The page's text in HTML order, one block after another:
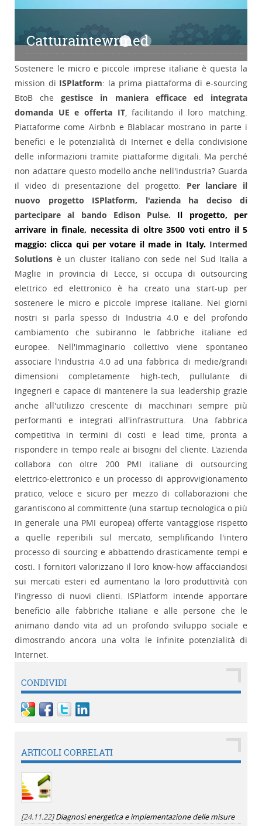
CatturaintewrmedCatturaintewrmed
Catturaintewrmed
Sostenere le micro e piccole imprese italiane è questa la
mission di ISPlatform: la prima piattaforma di e-sourcing
BtoB chegestisce in maniera efficace ed integrata
domanda UE e offerta IT, facilitando il loro matching.
Piattaforme come Airbnb e Blablacar mostrano in parte i
benefici e le potenzialità di Internet e della condivisione
delle informazioni tramite piattaforme digitali. Ma perché
non adattare questo modello anche nell'industria? Guarda
il video di presentazione del progetto: Per lanciare il
nuovo progetto ISPlatform, l'azienda ha deciso di
partecipare al bando Edison Pulse.
Il progetto, per
arrivare in finale, necessita di oltre 3500 voti entro il 5
maggio: clicca qui per votare il made in Italy. Intermed
Solutions è un cluster italiano con sede nel Sud Italia a
Maglie in provincia di Lecce, si occupa di outsourcing
elettrico ed elettronico è ha creato una start-up per
sostenere le micro e piccole imprese italiane. Nei giorni
nostri si parla spesso di Industria 4.0 e del profondo
cambiamento che subiranno le fabbriche italiane ed
europee. Nell'immaginario collettivo viene spontaneo
associare l'industria 4.0 ad una fabbrica di medie/grandi
dimensioni completamente high-tech, pullulante di
ingegneri e capace di mantenere la sua leadership grazie
anche all'utilizzo crescente di macchinari sempre più
performanti e integrati all'infrastruttura. Una fabbrica
competitiva in termini di costi e lead time, pronta a
rispondere in tempo reale ai bisogni del cliente. L'azienda
collabora con oltre 200 PMI italiane di outsourcing
elettrico-elettronico e un processo di approvvigionamento
pratico, veloce e sicuro per mezzo di collaborazioni che
garantiscono al committente (una startup tecnologica o più
in generale una PMI europea) offerte vantaggiose rispetto
a quelle reperibili sul mercato, semplificando l'intero
processo di sourcing e abbattendo drasticamente tempi e
costi. I fornitori valorizzano il loro know-how affacciandosi
sui mercati esteri ed aumentano la loro produttività con
l'ingresso di nuovi clienti. ISPlatform intende apportare
beneficio alle fabbriche italiane e alle persone che le
animano dando vita ad un profondo sviluppo sociale e
dimostrando ancora una volta le infinite potenzialità di
Internet.
CONDIVIDI
ARTICOLI CORRELATI
[24.11.22]Diagnosi energetica e implementazione delle misure